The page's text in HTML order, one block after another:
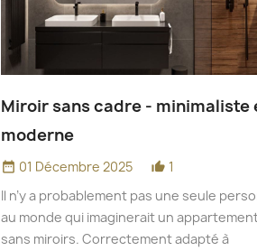
Miroir sans cadre - minimaliste
moderne
date_range 01 Décembre 2025 thumb_up_alt 1
Il n’y a probablement pas une seule
au monde qui imaginerait un
sans miroirs. Correctement adapté à